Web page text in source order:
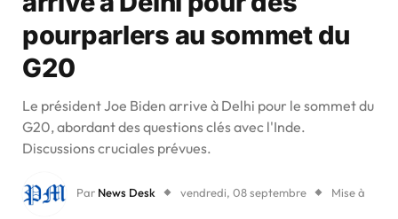
pourparlers au sommet du
G20
Le président Joe Biden arrive à Delhi pour le sommet du
G20, abordant des questions clés avec l'Inde.
Discussions cruciales prévues.
Par News Desk vendredi, 08 septembre Mise à